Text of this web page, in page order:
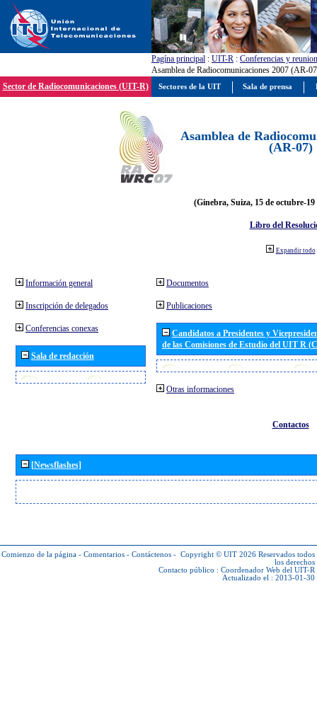
Pagína principal : UIT-R : Conferencias y
Asamblea de Radiocomunicaciones 2007 (AR-
Sector de Radiocomunicaciones (UIT-R)
Asamblea de
(AR-07)
(Ginebra, Suiza, 15 de octubre-19
Libro del
Expandir todo
Información general
Inscripción de delegados
Conferencias conexas
Sala de redacción
Documentos
Publicaciones
Candidatos a Presidentes y
de las Comisiones de Estudio del UIT R
Otras informaciones
Contactos
[Newsflashes]
Comienzo de la página - Comentarios - Contáctenos - Copyright © UIT 2026 Reservados todos
los derechos
Contacto público : Coordenador Web del UIT-R
Actualizado el : 2013-01-30
Sectores de la UIT Sala de prensa